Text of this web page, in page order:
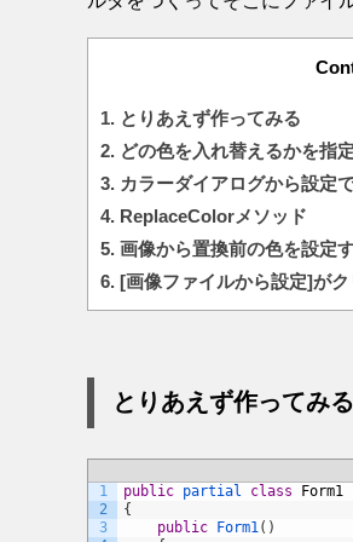
1. とりあえず作ってみる
2. どの色を入れ替えるかを指
3. カラーダイアログから設定
4. ReplaceColorメソッド
5. 画像から置換前の色を設定
6. [画像ファイルから設定]が
とりあえず作ってみる
1
2
3
public partial class Form1
{
public
Form1( )